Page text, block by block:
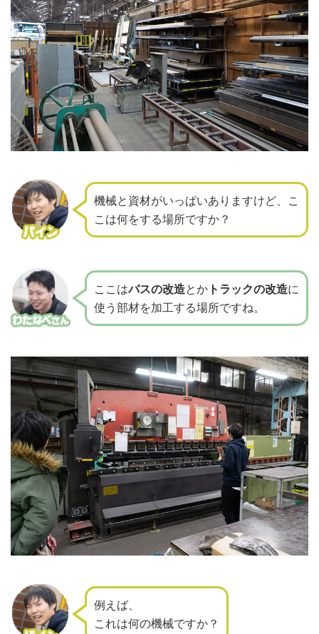
機械と資材がいっぱいありますけど、
こ
こは何をする場所ですか？
ここはバスの改造とか トラックの改造に
使う部材を加工する場所ですね。
例えば、
これは何の機械ですか？